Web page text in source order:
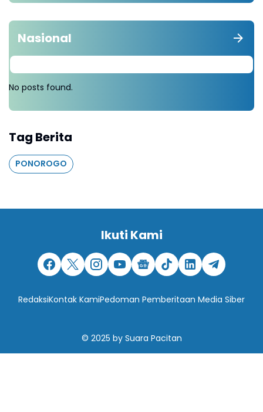
Nasional
No posts found.
Tag Berita
PONOROGO
Ikuti Kami
RedaksiKontak KamiPedoman Pemberitaan Media Siber
© 2025 by Suara Pacitan